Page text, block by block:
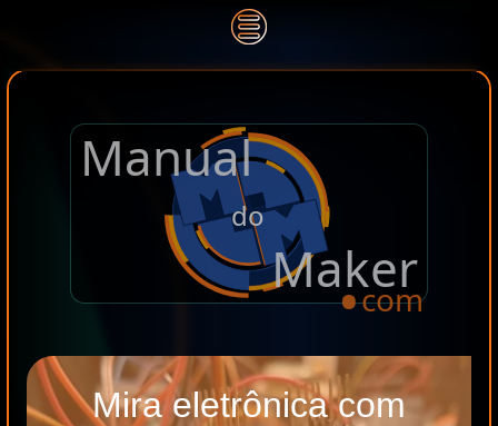
Manual
do
Maker
.com
Mira eletrônica com